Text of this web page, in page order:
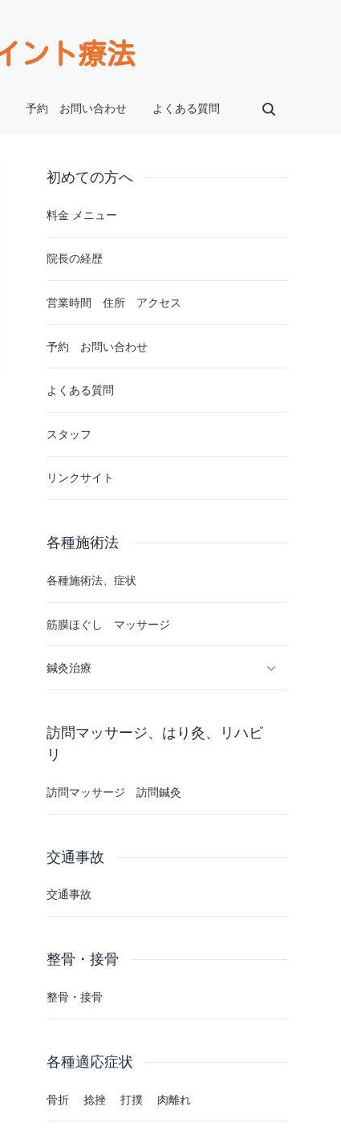
予約 お問い合わせ よくある質問
初めての方へ
料金 メニュー
院長の経歴
営業時間 住所 アクセス
予約 お問い合わせ
よくある質問
スタッフ
リンクサイト
各種施術法
各種施術法、症状
筋膜ほぐし マッサージ
鍼灸治療
長い鍼 太い鍼 深い鍼
ハンマー整復 整体
訪問マッサージ、はり灸、リハビ
リ
訪問マッサージ 訪問鍼灸
交通事故
交通事故
整骨・接骨
整骨・接骨
各種適応症状
骨折 捻挫 打撲 肉離れ